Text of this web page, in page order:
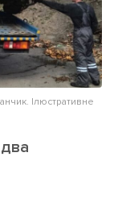
Ілюстративне